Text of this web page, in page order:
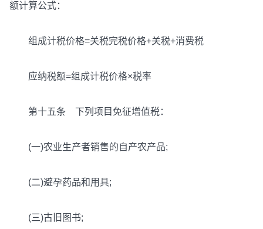
额计算公式：
组成计税价格=关税完税价格+关税+消费税
应纳税额=组成计税价格×税率
第十五条 下列项目免征增值税：
(一)农业生产者销售的自产农产品;
(二)避孕药品和用具;
(三)古旧图书;